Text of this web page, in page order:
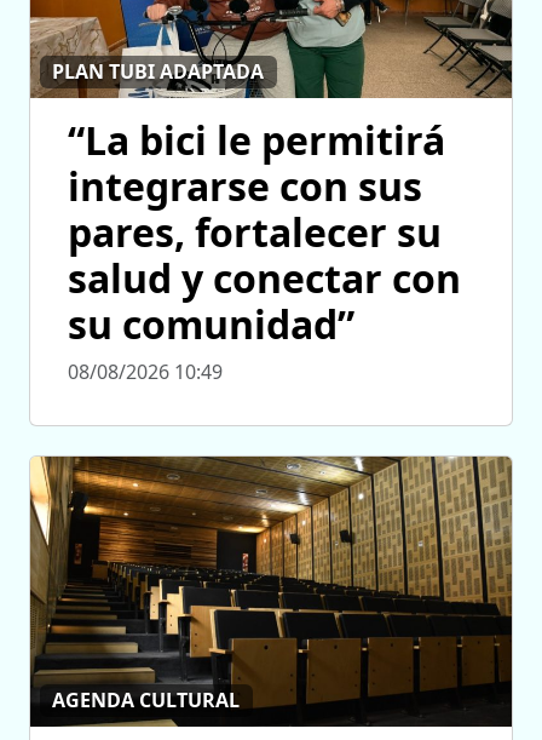
PLAN TUBI ADAPTADA
“La bici le permitirá
integrarse con sus
pares, fortalecer su
salud y conectar con
su comunidad”
08/08/2026 10:49
AGENDA CULTURAL